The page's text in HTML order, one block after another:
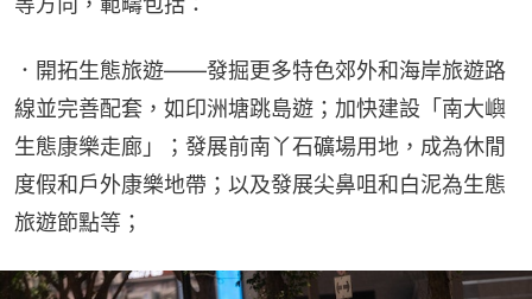
．開拓生態旅遊——發掘更多特色郊外和海岸旅遊路
線並完善配套，如印洲塘跳島遊；加快建設「南大嶼
生態康樂走廊」；發展前南丫石礦場用地，成為休閒
度假和戶外康樂地帶；以及發展尖鼻咀和白泥為生態
旅遊節點等；